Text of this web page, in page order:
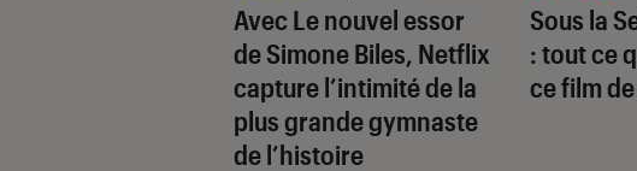
Avec Le nouvel essor
de Simone Biles, Netflix
capture l’intimité de la
plus grande gymnaste
de l’histoire
Sous la
: tout ce
ce film